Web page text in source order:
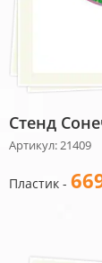
Стенд
Артикул: 21409
Пластик -